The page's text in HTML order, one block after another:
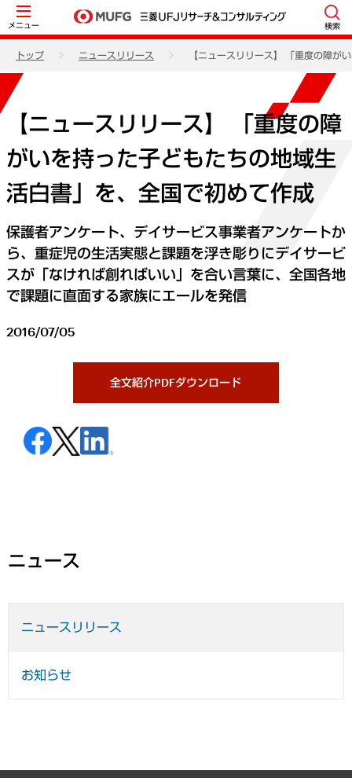
メニュー 検索
トップ ニュースリリース 【ニュースリリース】 「重度の障が
【ニュースリリース】 「重度の障
がいを持った子どもたちの地域生
活白書」を、全国で初めて作成
保護者アンケート、デイサービス事業者アンケートか
ら、重症児の生活実態と課題を浮き彫りにデイサービ
スが「なければ創ればいい」を合い言葉に、全国各地
で課題に直面する家族にエールを発信
2016/07/05
全文紹介PDFダウンロード
ニュース
ニュースリリース
お知らせ